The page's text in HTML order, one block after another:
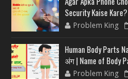
Security Kaise Kare?
Problem King
Human Body Parts
अंग | Name of Body
Problem King